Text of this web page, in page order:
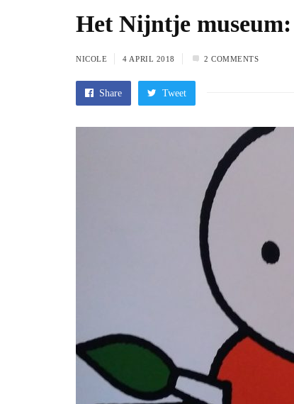
Het Nijntje
NICOLE 4 APRIL 2018 2 COMMENTS
Share Tweet